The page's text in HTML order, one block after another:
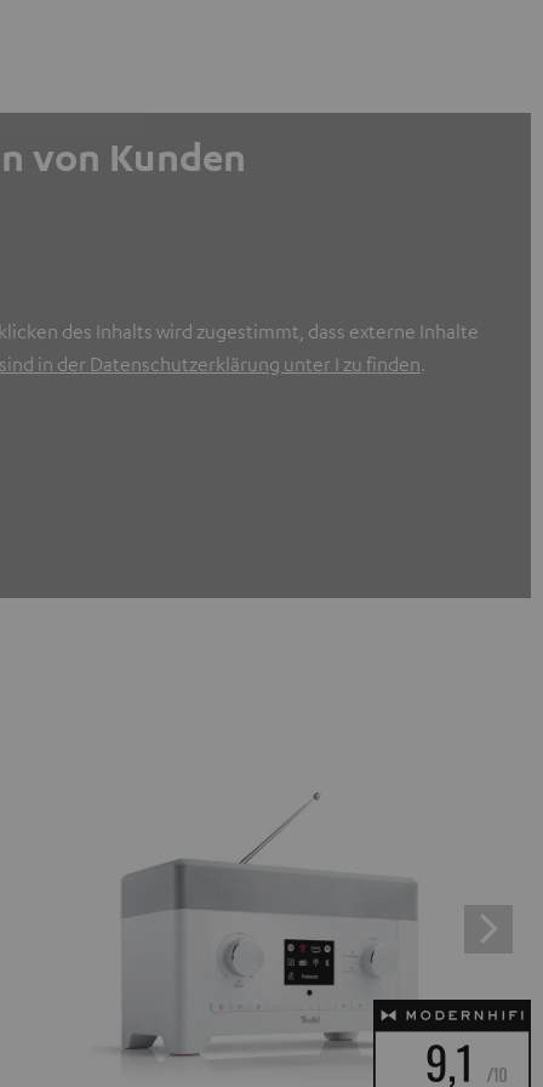
von Kunden
des Inhalts wird zugestimmt, dass externe Inhalte
in der Datenschutzerklärung unter I zu finden.